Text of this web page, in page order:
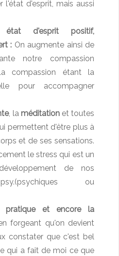
l'état d'esprit, mais aussi
état d'esprit positif,
: On augmente ainsi de
notre compassion
compassion étant la
pour accompagner
, la méditationet toutes
permettent d'être plus à
et de ses sensations.
le stress qui est un
de nos
ou
pratique et encore la
forgeant qu'on devient
constater que c'est bel
qui a fait de moi ce que